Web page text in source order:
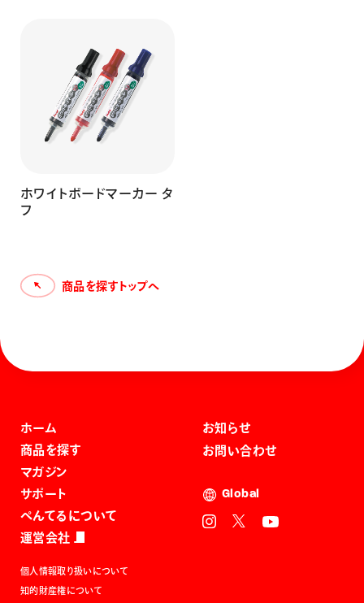
ホワイトボードマーカー タ
フ
商品を探すトップへ
ホーム
商品を探す
マガジン
サポート
ぺんてるについて
運営会社
お知らせ
お問い合わせ
Global
個人情報取り扱いについて
知的財産権について